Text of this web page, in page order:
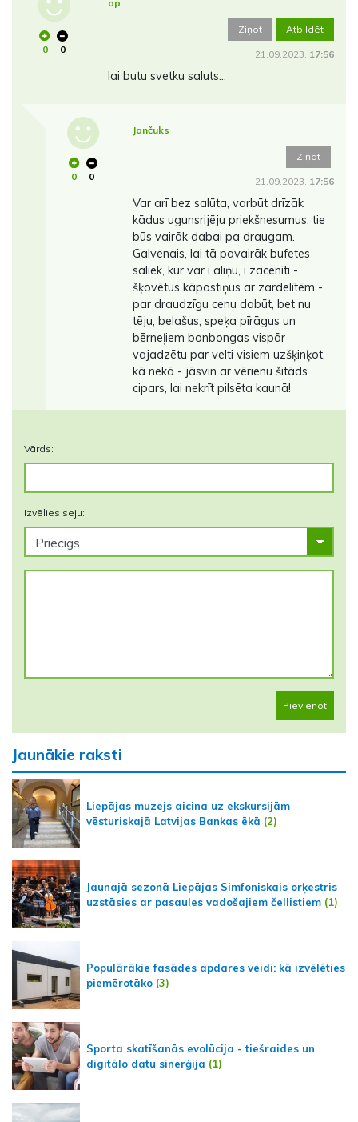
0 0
op
Ziņot Atbildēt
21.09.2023. 17:56
lai butu svetku saluts...
0 0
Jančuks
Ziņot
21.09.2023. 17:56
Var arī bez salūta, varbūt drīzāk
kādus ugunsrijēju priekšnesumus, tie
būs vairāk dabai pa draugam.
Galvenais, lai tā pavairāk bufetes
saliek, kur var i aliņu, i zacenīti -
šķovētus kāpostiņus ar zardelītēm -
par draudzīgu cenu dabūt, bet nu
tēju, belašus, speķa pīrāgus un
bērneļiem bonbongas vispār
vajadzētu par velti visiem uzšķinķot,
kā nekā - jāsvin ar vērienu šitāds
cipars, lai nekrīt pilsēta kaunā!
Vārds:
Izvēlies seju:
Pievienot
Jaunākie raksti
Liepājas muzejs aicina uz ekskursijām
vēsturiskajā Latvijas Bankas ēkā (2)
Jaunajā sezonā Liepājas Simfoniskais orķestris
uzstāsies ar pasaules vadošajiem čellistiem (1)
Populārākie fasādes apdares veidi: kā izvēlēties
piemērotāko (3)
Sporta skatīšanās evolūcija - tiešraides un
digitālo datu sinerģija (1)